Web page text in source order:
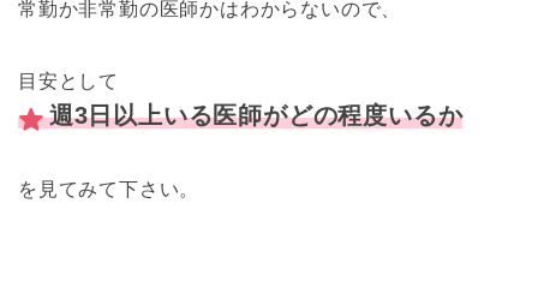
常勤か非常勤の医師かはわからないので、
目安として
週3日以上いる医師がどの程度いるか
を見てみて下さい。